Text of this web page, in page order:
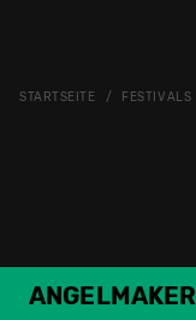
STARTSEITE FESTIVALS
ANGELMAKER